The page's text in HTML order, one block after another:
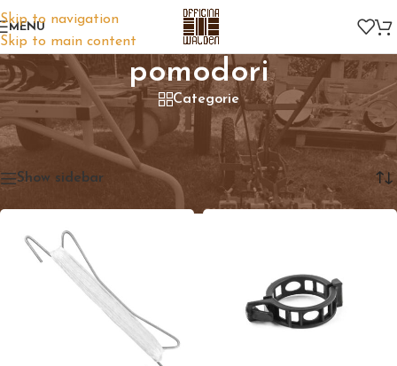
Skip to navigation
Skip to main content
MENU
pomodori
Categorie
Home/Prodotti taggati “pomodori”
Visualizzazione di 7 risultati
Show sidebar